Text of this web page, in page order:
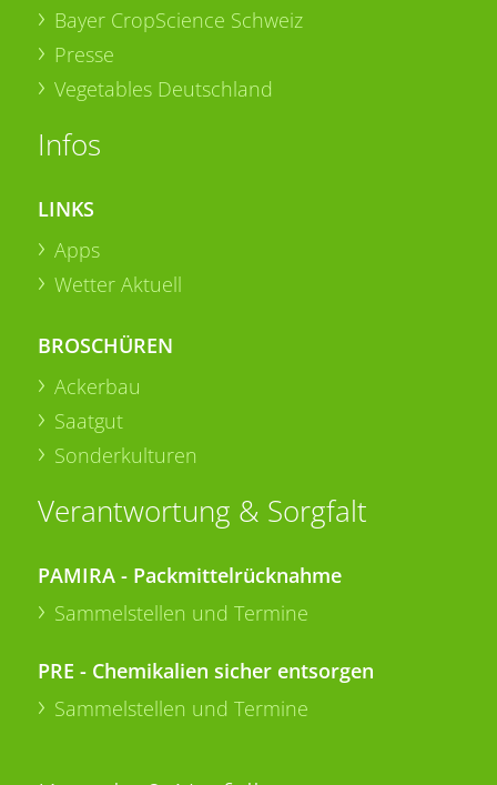
Bayer CropScience Schweiz
Presse
Vegetables Deutschland
Infos
LINKS
Apps
Wetter Aktuell
BROSCHÜREN
Ackerbau
Saatgut
Sonderkulturen
Verantwortung & Sorgfalt
PAMIRA - Packmittelrücknahme
Sammelstellen und Termine
PRE - Chemikalien sicher entsorgen
Sammelstellen und Termine